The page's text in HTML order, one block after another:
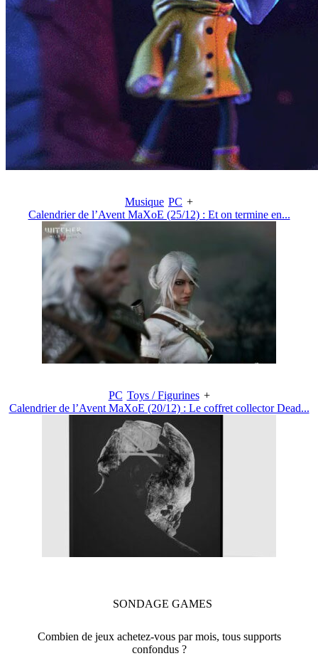
Musique PC +
Calendrier de l’Avent MaXoE (25/12) : Et on termine en...
PC Toys / Figurines +
Calendrier de l’Avent MaXoE (20/12) : Le coffret collector Dead...
SONDAGE GAMES
Combien de jeux achetez-vous par mois, tous supports
confondus ?